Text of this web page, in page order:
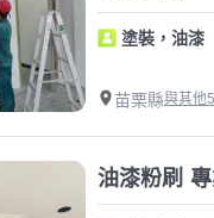
塗裝，油漆
苗栗縣與其他
油漆粉刷